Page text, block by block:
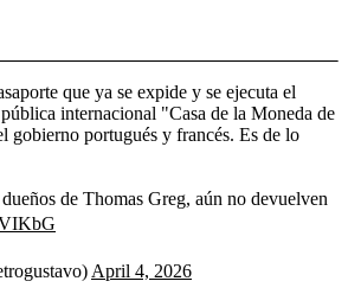
que ya se expide y se ejecuta el
internacional "Casa de la Moneda de
gobierno portugués y francés. Es de lo
de Thomas Greg, aún no devuelven
April 4, 2026